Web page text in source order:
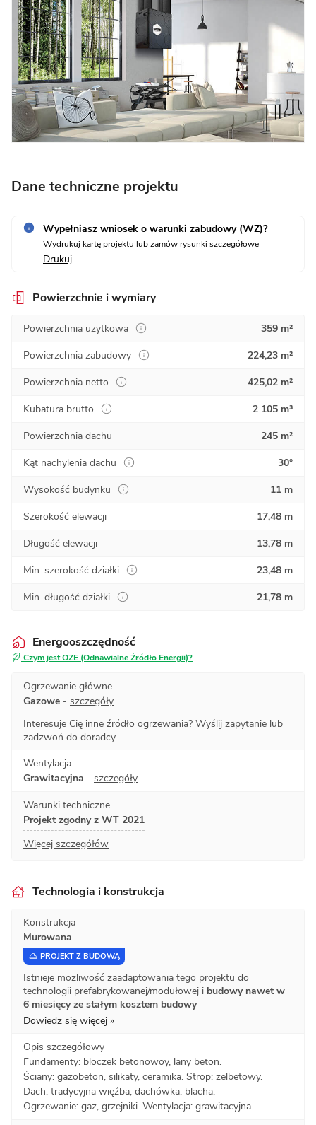
Dane techniczne projektu
Wypełniasz wniosek o warunki zabudowy (WZ)?
Wydrukuj kartę projektu lub zamów rysunki szczegółowe
Drukuj
Powierzchnie i wymiary
Powierzchnia użytkowa
359 m²
Powierzchnia zabudowy
224,23 m²
Powierzchnia netto
425,02 m²
Kubatura brutto
2 105 m³
Powierzchnia dachu
245 m²
Kąt nachylenia dachu
30°
Wysokość budynku
11 m
Szerokość elewacji
17,48 m
Długość elewacji
13,78 m
Min. szerokość działki
23,48 m
Min. długość działki
21,78 m
Energooszczędność
Czym jest OZE (Odnawialne Źródło Energii)?
Ogrzewanie główne
Gazowe - szczegóły
Interesuje Cię inne źródło ogrzewania? Wyślij zapytanie lub
zadzwoń do doradcy
Wentylacja
Grawitacyjna - szczegóły
Warunki techniczne
Projekt zgodny z WT 2021
Więcej szczegółów
Technologia i konstrukcja
Konstrukcja
Murowana
PROJEKT Z BUDOWĄ
Istnieje możliwość zaadaptowania tego projektu do
technologii prefabrykowanej/modułowej i budowy nawet w
6 miesięcy ze stałym kosztem budowy
Dowiedz się więcej »
Opis szczegółowy
Fundamenty: bloczek betonowoy, lany beton.
Ściany: gazobeton, silikaty, ceramika. Strop: żelbetowy.
Dach: tradycyjna więźba, dachówka, blacha.
Ogrzewanie: gaz, grzejniki. Wentylacja: grawitacyjna.